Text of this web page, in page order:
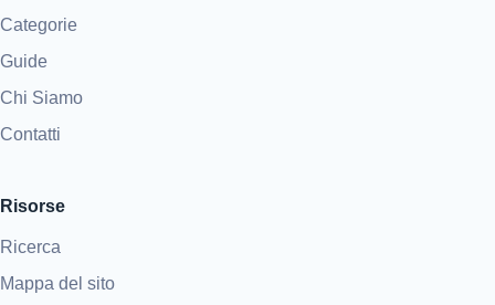
Categorie
Guide
Chi Siamo
Contatti
Risorse
Ricerca
Mappa del sito